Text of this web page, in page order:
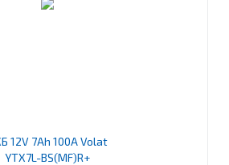
7Ah 100A Volat
YTX7L-BS(MF)R+